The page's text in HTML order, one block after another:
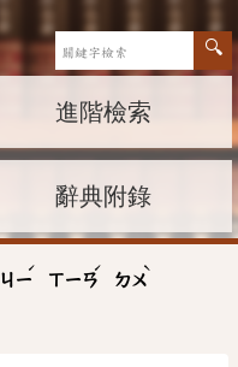
進階檢索
辭典附錄
ㄐㄧ
ˊ
ㄒㄧㄢ
ˊ
ㄉㄨ
ˋ